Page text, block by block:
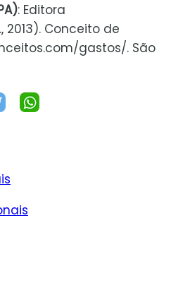
: Editora
Conceito de
gastos/. São